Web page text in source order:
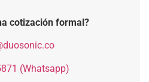
cotización formal?
(Whatsapp)